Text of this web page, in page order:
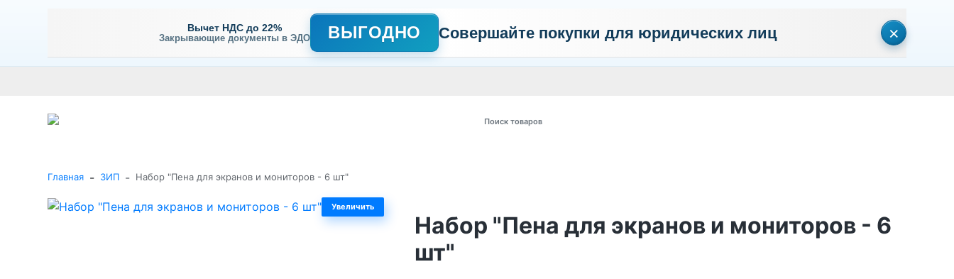
Вычет НДС до 22%
Закрывающие документы в ЭДО ВЫГОДНО Совершайте покупки для юридических лиц ×
Главная - ЗИП - Набор "Пена для экранов и мониторов - 6 шт"
Увеличить
Набор "Пена для экранов и мониторов - 6
шт"